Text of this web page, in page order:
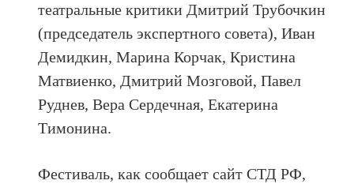
театральные критики Дмитрий Трубочкин
(председатель экспертного совета), Иван
Демидкин, Марина Корчак, Кристина
Матвиенко, Дмитрий Мозговой, Павел
Руднев, Вера Сердечная, Екатерина
Тимонина.
Фестиваль, как сообщает сайт СТД РФ,